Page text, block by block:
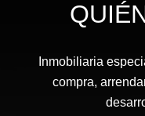
Inmobiliaria
compra,